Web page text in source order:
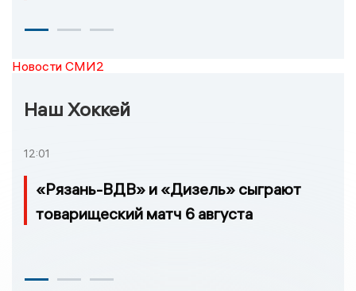
Новости СМИ2
Наш Хоккей
12:01
«Рязань-ВДВ» и «Дизель» сыграют
товарищеский матч 6 августа